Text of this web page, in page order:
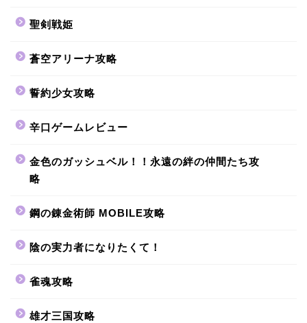
聖剣戦姫
蒼空アリーナ攻略
誓約少女攻略
辛口ゲームレビュー
金色のガッシュベル！！永遠の絆の仲間たち攻
略
鋼の錬金術師 MOBILE攻略
陰の実力者になりたくて！
雀魂攻略
雄才三国攻略